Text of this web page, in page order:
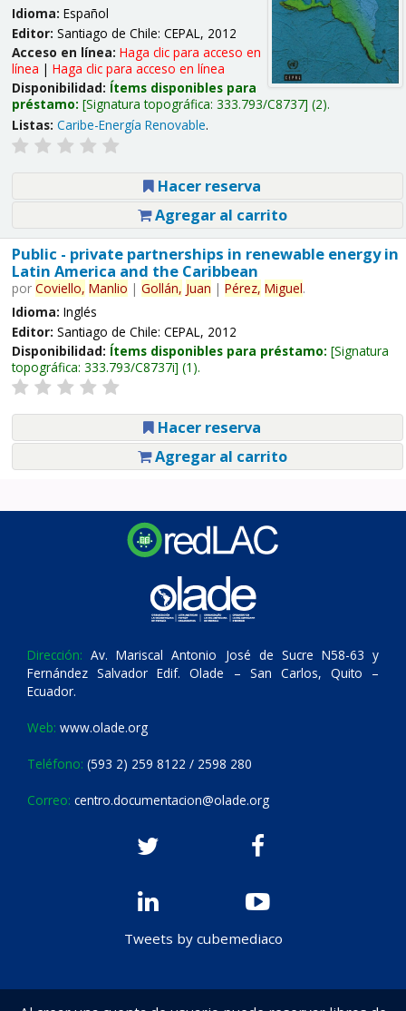
Idioma: Español
Editor: Santiago de Chile: CEPAL, 2012
Acceso en línea: Haga clic para acceso en
línea | Haga clic para acceso en línea
Disponibilidad: Ítems disponibles para
préstamo: Signatura topográfica: 333.793/C8737 (2).
Listas: Caribe-Energía Renovable.
Hacer reserva
Agregar al carrito
Public - private partnerships in renewable energy in
Latin America and the Caribbean
por Coviello, Manlio | Gollán, Juan | Pérez, Miguel.
Idioma: Inglés
Editor: Santiago de Chile: CEPAL, 2012
Disponibilidad: Ítems disponibles para préstamo: Signatura
topográfica: 333.793/C8737i (1).
Hacer reserva
Agregar al carrito
Dirección: Av. Mariscal Antonio José de Sucre N58-63 y
Fernández Salvador Edif. Olade – San Carlos, Quito –
Ecuador.
Web: www.olade.org
Teléfono: (593 2) 259 8122 / 2598 280
Correo: centro.documentacion@olade.org
Tweets by cubemediaco